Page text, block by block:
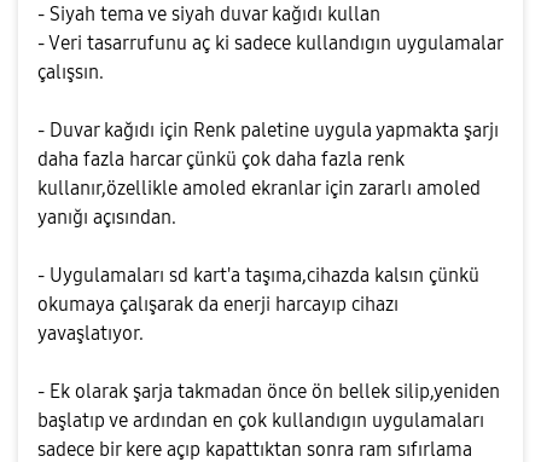
- Siyah tema ve siyah duvar kağıdı kullan
- Veri tasarrufunu aç ki sadece kullandıgın uygulamalar
çalışsın.
- Duvar kağıdı için Renk paletine uygula yapmakta şarjı
daha fazla harcar çünkü çok daha fazla renk
kullanır,özellikle amoled ekranlar için zararlı amoled
yanığı açısından.
- Uygulamaları sd kart'a taşıma,cihazda kalsın çünkü
okumaya çalışarak da enerji harcayıp cihazı
yavaşlatıyor.
- Ek olarak şarja takmadan önce ön bellek silip,yeniden
başlatıp ve ardından en çok kullandıgın uygulamaları
sadece bir kere açıp kapattıktan sonra ram sıfırlama